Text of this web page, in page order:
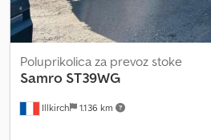
Illkirch 1.136 km
Poluprikolica za prevoz stoke
Samro ST39WG